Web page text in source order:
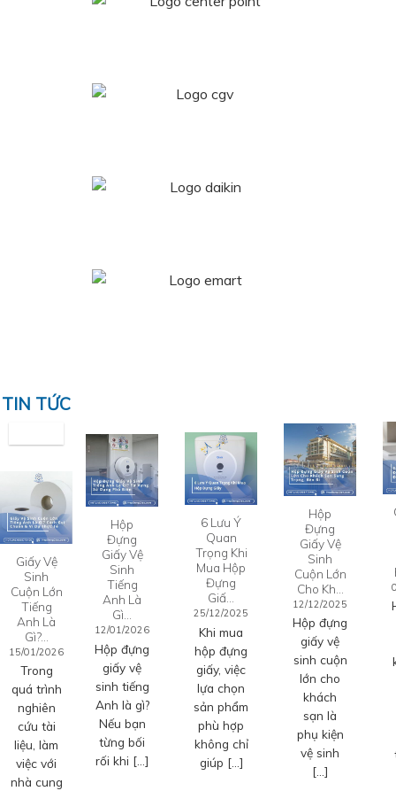
TIN TỨC
Giấy Vệ
Sinh
Cuộn Lớn
Tiếng
Anh Là
Gì?…
15/01/2026
Trong
quá trình
nghiên
cứu tài
liệu, làm
việc với
nhà cung
Hộp
Đựng
Giấy Vệ
Sinh
Tiếng
Anh Là
Gì…
12/01/2026
Hộp đựng
giấy vệ
sinh tiếng
Anh là gì?
Nếu bạn
từng bối
rối khi […]
6 Lưu Ý
Quan
Trọng Khi
Mua Hộp
Đựng
Giấ…
25/12/2025
Khi mua
hộp đựng
giấy, việc
lựa chọn
sản phẩm
phù hợp
không chỉ
giúp […]
Hộp
Đựng
Giấy Vệ
Sinh
Cuộn Lớn
Cho Kh…
12/12/2025
Hộp đựng
giấy vệ
sinh cuộn
lớn cho
khách
sạn là
phụ kiện
vệ sinh
[…]